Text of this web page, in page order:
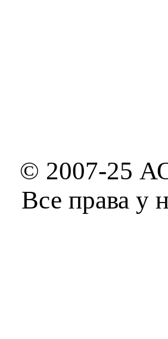
© 2007-25
Все права у